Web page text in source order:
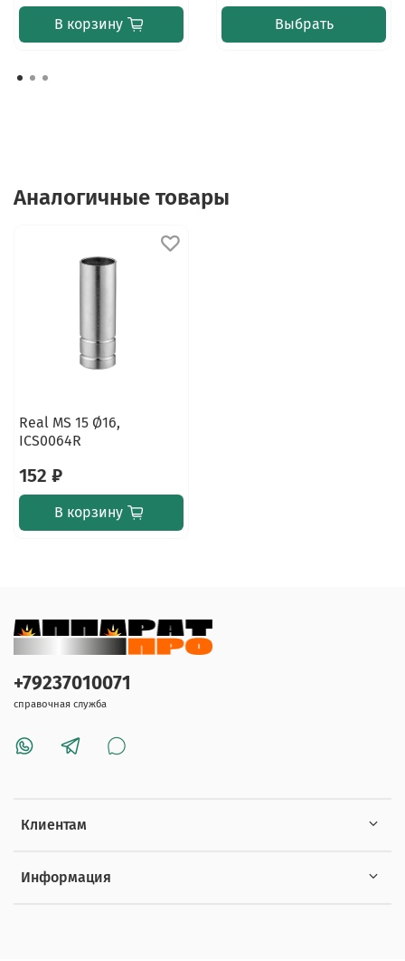
В корзину Выбрать
Аналогичные товары
Real MS 15 Ø16,
ICS0064R
152 ₽
В корзину
Клиентам
Информация
+79237010071
справочная служба